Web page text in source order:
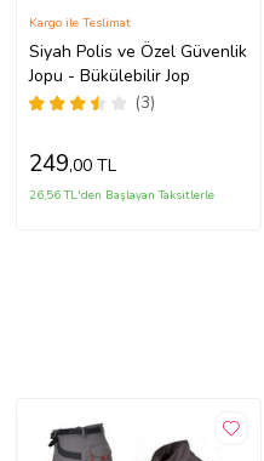
Siyah Polis ve Özel Güvenlik
Jopu - Bükülebilir Jop
(3)
Kargo ile Teslimat
249,00 TL
26,56 TL'den Başlayan Taksitlerle